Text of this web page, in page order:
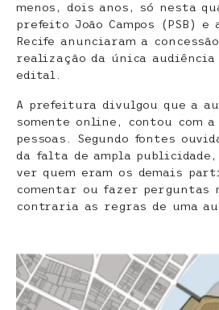
menos, dois anos, só nesta
prefeito João Campos (PSB)
Recife anunciaram a
realização da única
edital.
A prefeitura divulgou que a
somente online, contou com
pessoas. Segundo fontes
da falta de ampla
ver quem eram os demais
comentar ou fazer perguntas
contraria as regras de uma